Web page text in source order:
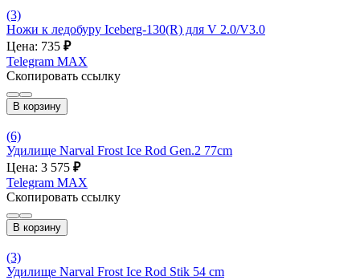
(3)
Ножи к ледобуру Iceberg-130(R) для V 2.0/V3.0
Цена: 735 ₽
Telegram MAX
Скопировать ссылку
В корзину
(6)
Удилище Narval Frost Ice Rod Gen.2 77cm
Цена: 3 575 ₽
Telegram MAX
Скопировать ссылку
В корзину
(3)
Удилище Narval Frost Ice Rod Stik 54 cm